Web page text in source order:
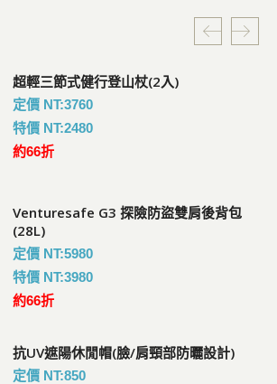
超輕三節式健行登山杖(2入)
定價 NT:3760
特價 NT:2480
約66折
Venturesafe G3 探險防盜雙肩後背包
(28L)
定價 NT:5980
特價 NT:3980
約66折
抗UV遮陽休閒帽(臉/肩頸部防曬設計)
定價 NT:850